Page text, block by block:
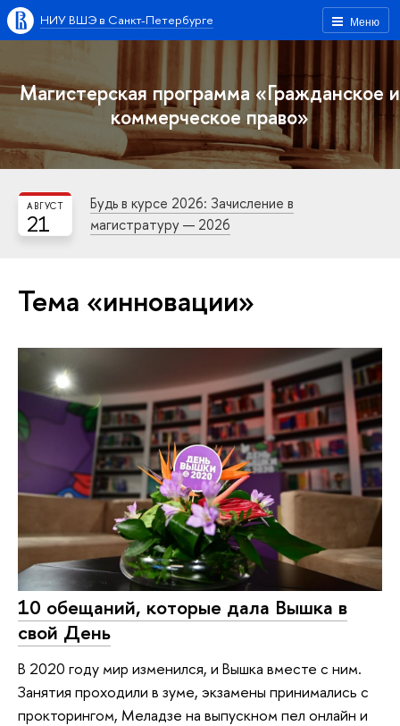
Меню
НИУ ВШЭ в Санкт-Петербурге
Магистерская программа «Гражданское и
коммерческое право»
21
АВГУСТ
Будь в курсе 2026: Зачисление в
магистратуру — 2026
Тема «инновации»
10 обещаний, которые дала Вышка в
свой День
В 2020 году мир изменился, и Вышка вместе с ним.
Занятия проходили в зуме, экзамены принимались с
прокторингом, Меладзе на выпускном пел онлайн и